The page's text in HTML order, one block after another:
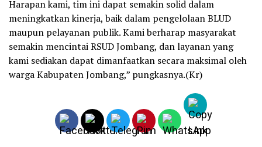
Harapan kami, tim ini dapat semakin solid dalam
meningkatkan kinerja, baik dalam pengelolaan BLUD
maupun pelayanan publik. Kami berharap masyarakat
semakin mencintai RSUD Jombang, dan layanan yang
kami sediakan dapat dimanfaatkan secara maksimal oleh
warga Kabupaten Jombang,” pungkasnya.(Kr)